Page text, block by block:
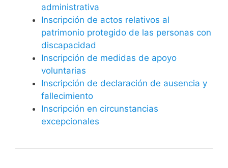
administrativa
Inscripción de actos relativos al
patrimonio protegido de las personas con
discapacidad
Inscripción de medidas de apoyo
voluntarias
Inscripción de declaración de ausencia y
fallecimiento
Inscripción en circunstancias
excepcionales